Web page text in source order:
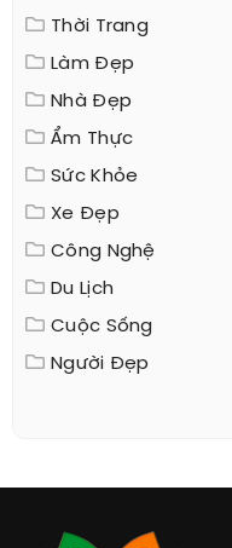
Thời Trang
Làm Đẹp
Nhà Đẹp
Ẩm Thực
Sức Khỏe
Xe Đẹp
Công Nghệ
Du Lịch
Cuộc Sống
Người Đẹp